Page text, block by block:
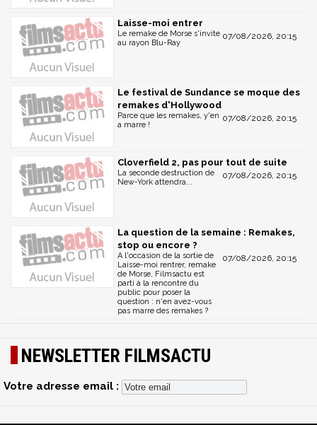
Laisse-moi entrer
07/08/2026, 20:15
Le remake de Morse s'invite
au rayon Blu-Ray
Le festival de Sundance se moque des
remakes d'Hollywood
07/08/2026, 20:15
Parce que les remakes, y'en
a marre !
Cloverfield 2, pas pour tout de suite
07/08/2026, 20:15
La seconde destruction de
New-York attendra...
La question de la semaine : Remakes,
stop ou encore ?
07/08/2026, 20:15
A l'occasion de la sortie de
Laisse-moi rentrer, remake
de Morse, Filmsactu est
parti à la rencontre du
public pour poser la
question : n'en avez-vous
pas marre des remakes ?
NEWSLETTER FILMSACTU
Votre adresse email :